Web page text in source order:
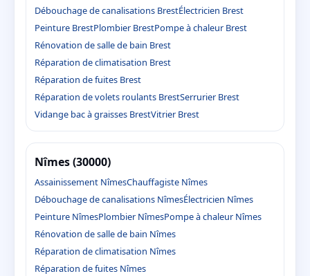
Débouchage de canalisations BrestÉlectricien Brest
Peinture BrestPlombier BrestPompe à chaleur Brest
Rénovation de salle de bain Brest
Réparation de climatisation Brest
Réparation de fuites Brest
Réparation de volets roulants BrestSerrurier Brest
Vidange bac à graisses BrestVitrier Brest
Nîmes (30000)
Assainissement NîmesChauffagiste Nîmes
Débouchage de canalisations NîmesÉlectricien Nîmes
Peinture NîmesPlombier NîmesPompe à chaleur Nîmes
Rénovation de salle de bain Nîmes
Réparation de climatisation Nîmes
Réparation de fuites Nîmes